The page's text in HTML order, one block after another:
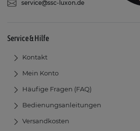
service@ssc-luxon.de
Service & Hilfe
Kontakt
Mein Konto
Häufige Fragen (FAQ)
Bedienungsanleitungen
Versandkosten